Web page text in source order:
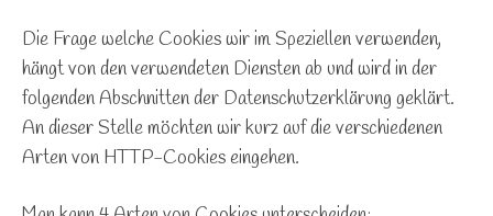
Die Frage welche Cookies wir im Speziellen verwenden,
hängt von den verwendeten Diensten ab und wird in der
folgenden Abschnitten der Datenschutzerklärung geklärt.
An dieser Stelle möchten wir kurz auf die verschiedenen
Arten von HTTP-Cookies eingehen.